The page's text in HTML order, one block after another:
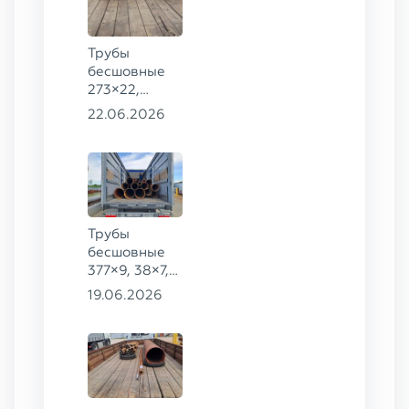
Трубы
бесшовные
273×22,
245×26,
22.06.2026
Трубы
бесшовные
377×9, 38×7,
38×8, 28×3,5,
133×12,
127×28,
203×20,
219×50 ГОСТ
19.06.2026